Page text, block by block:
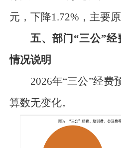
元 ，下降1.72%，主要
五、部门 “三公”经
情况说明
2026年“三公”经费
算数无变化。